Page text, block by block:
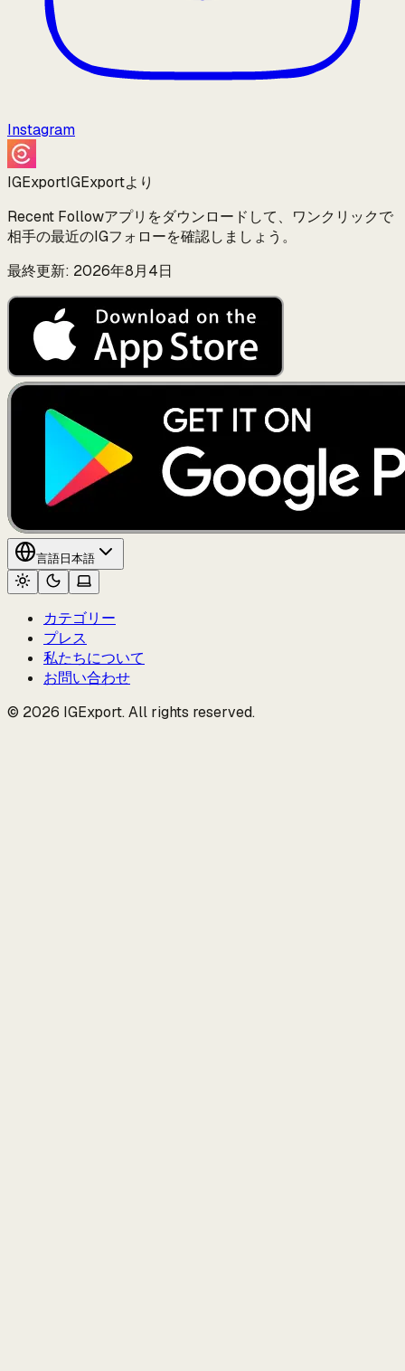
Instagram
IGExportIGExportより
Recent Followアプリをダウンロードして、ワンクリックで
相手の最近のIGフォローを確認しましょう。
最終更新: 2026年8月4日
言語 日本語
カテゴリー
プレス
私たちについて
お問い合わせ
© 2026 IGExport. All rights reserved.